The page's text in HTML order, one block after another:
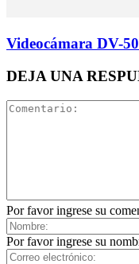
Videocámara DV-
DEJA UNA
Por favor ingrese su
Por favor ingrese su